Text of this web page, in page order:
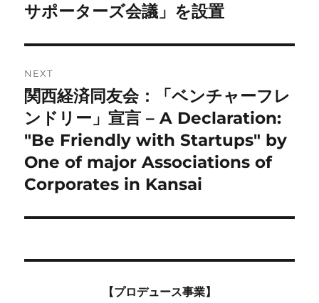
post:
サポーターズ会議」を設置
NEXT
Next
post:
関西経済同友会：「ベンチャーフレ
ンドリー」宣言 – A Declaration:
"Be Friendly with Startups" by
One of major Associations of
Corporates in Kansai
【プロデュース事業】